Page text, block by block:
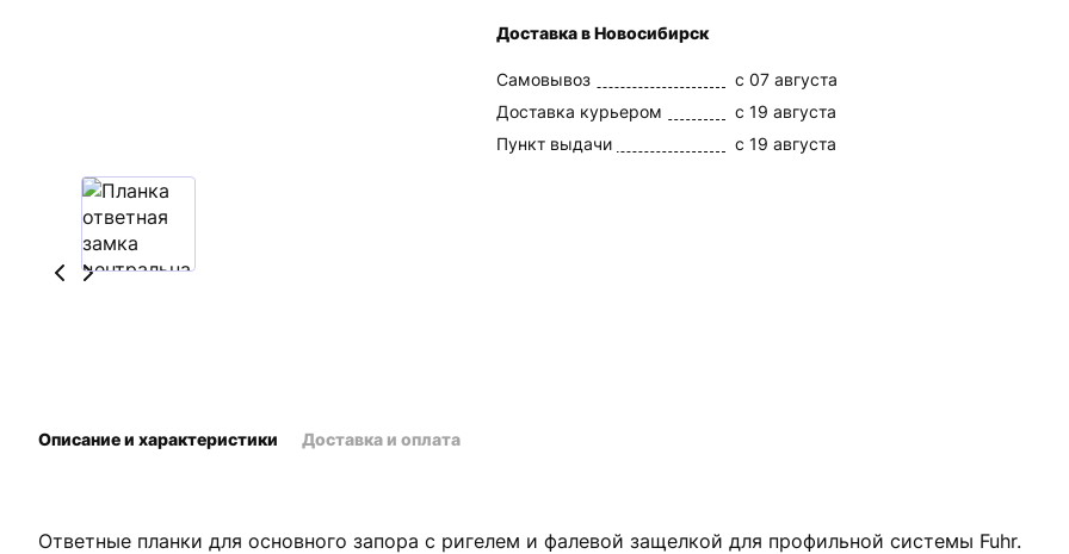
Доставка в Новосибирск
Самовывоз
c 07 августа
Доставка курьером
c 19 августа
Пункт выдачи
c 19 августа
Ответные планки для основного запора с ригелем и фалевой защелкой для профильной системы Fuhr.
Описание и характеристики Доставка и оплата